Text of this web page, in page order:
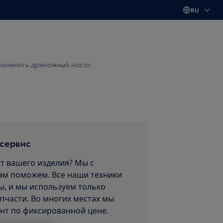
RU
дренажный насос
вашего изделия? Мы с
поможем. Все наши техники
и мы используем только
Во многих местах мы
по фиксированной цене.